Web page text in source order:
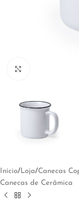
Início/Loja/Canecas
Canecas de Cerâmica